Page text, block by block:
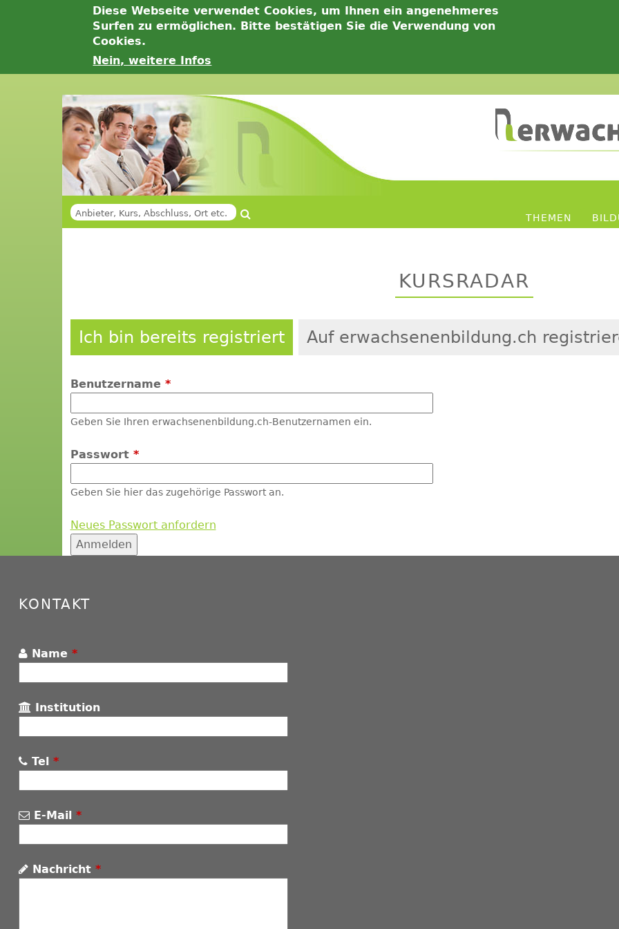
Diese Webseite verwendet Cookies, um Ihnen ein angenehmeres
Surfen zu ermöglichen. Bitte bestätigen Sie die Verwendung von
Cookies.
Nein, weitere Infos
Suche
THEMEN
KURSRADAR
Ich bin bereits registriert Auf erwachsenenbildung.ch
Benutzername *
Geben Sie Ihren erwachsenenbildung.ch-Benutzernamen ein.
Passwort *
Geben Sie hier das zugehörige Passwort an.
Neues Passwort anfordern
KONTAKT
Name *
Institution
Tel *
E-Mail *
Nachricht *